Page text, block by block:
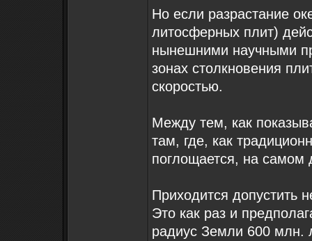
Но если разрастание
литосферных плит)
нынешними научными
зонах столкновения
скоростью.
Между тем, как
там, где, как
поглощается, на самом
Приходится допустить
Это как раз и
радиус Земли 600 млн.